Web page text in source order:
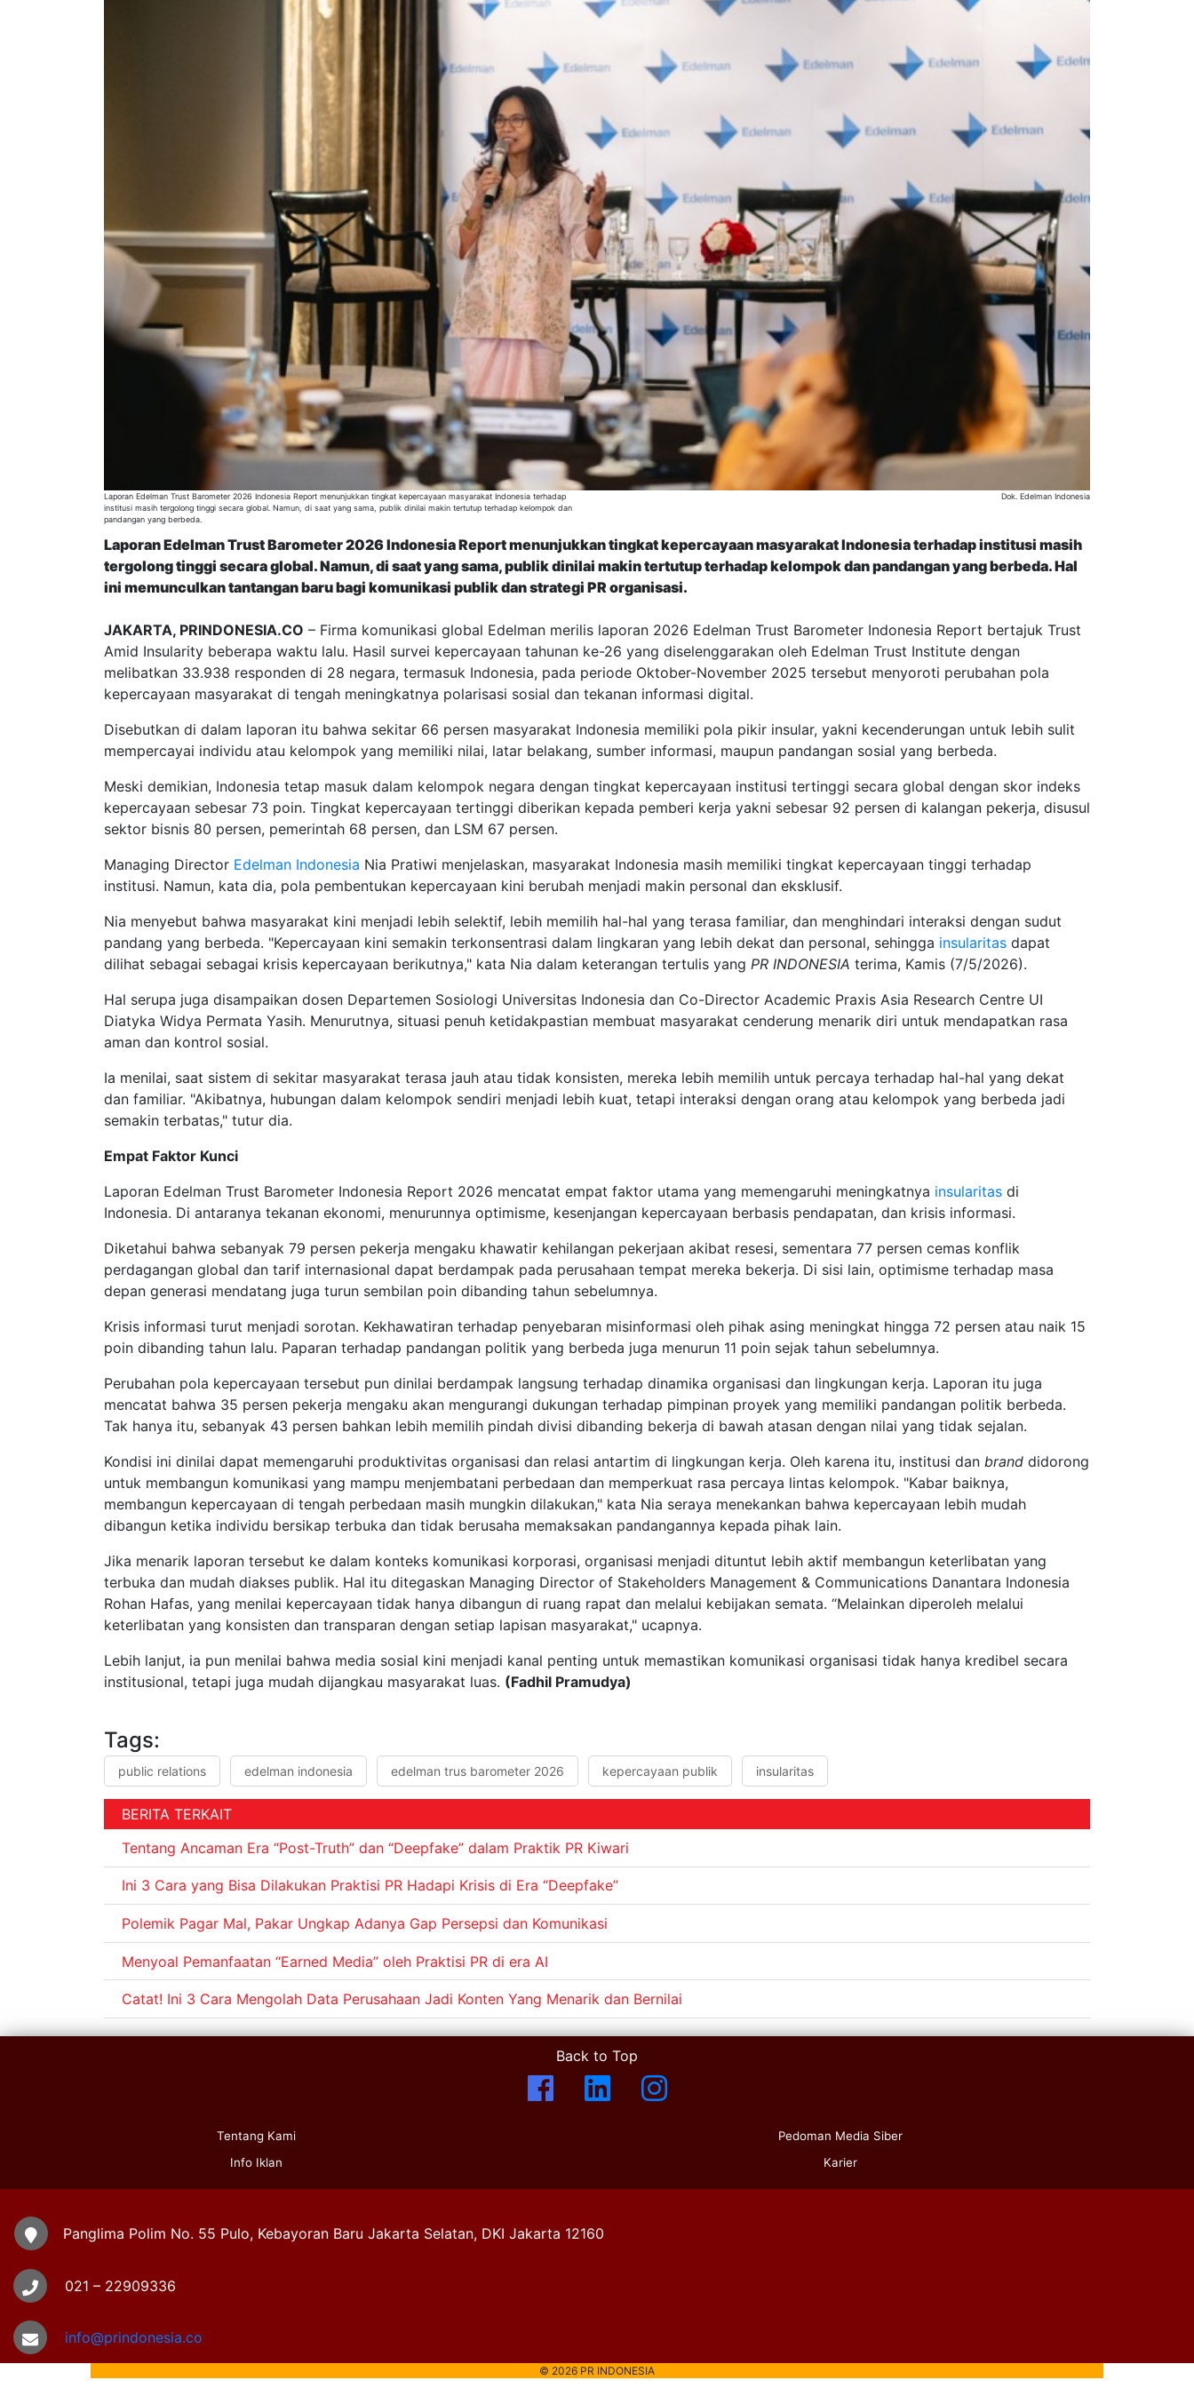
Laporan Edelman Trust Barometer 2026 Indonesia Report menunjukkan tingkat kepercayaan masyarakat Indonesia terhadap
institusi masih tergolong tinggi secara global. Namun, di saat yang sama, publik dinilai makin tertutup terhadap kelompok dan
pandangan yang berbeda.
Dok. Edelman Indonesia
Laporan Edelman Trust Barometer 2026 Indonesia Report menunjukkan tingkat kepercayaan masyarakat Indonesia terhadap institusi masih
tergolong tinggi secara global. Namun, di saat yang sama, publik dinilai makin tertutup terhadap kelompok dan pandangan yang berbeda. Hal
ini memunculkan tantangan baru bagi komunikasi publik dan strategi PR organisasi.
JAKARTA, PRINDONESIA.CO – Firma komunikasi global Edelman merilis laporan 2026 Edelman Trust Barometer Indonesia Report bertajuk Trust
Amid Insularity beberapa waktu lalu. Hasil survei kepercayaan tahunan ke-26 yang diselenggarakan oleh Edelman Trust Institute dengan
melibatkan 33.938 responden di 28 negara, termasuk Indonesia, pada periode Oktober-November 2025 tersebut menyoroti perubahan pola
kepercayaan masyarakat di tengah meningkatnya polarisasi sosial dan tekanan informasi digital.
Disebutkan di dalam laporan itu bahwa sekitar 66 persen masyarakat Indonesia memiliki pola pikir insular, yakni kecenderungan untuk lebih sulit
mempercayai individu atau kelompok yang memiliki nilai, latar belakang, sumber informasi, maupun pandangan sosial yang berbeda.
Meski demikian, Indonesia tetap masuk dalam kelompok negara dengan tingkat kepercayaan institusi tertinggi secara global dengan skor indeks
kepercayaan sebesar 73 poin. Tingkat kepercayaan tertinggi diberikan kepada pemberi kerja yakni sebesar 92 persen di kalangan pekerja, disusul
sektor bisnis 80 persen, pemerintah 68 persen, dan LSM 67 persen.
Managing Director Edelman Indonesia Nia Pratiwi menjelaskan, masyarakat Indonesia masih memiliki tingkat kepercayaan tinggi terhadap
institusi. Namun, kata dia, pola pembentukan kepercayaan kini berubah menjadi makin personal dan eksklusif.
Nia menyebut bahwa masyarakat kini menjadi lebih selektif, lebih memilih hal-hal yang terasa familiar, dan menghindari interaksi dengan sudut
pandang yang berbeda. "Kepercayaan kini semakin terkonsentrasi dalam lingkaran yang lebih dekat dan personal, sehingga insularitas dapat
dilihat sebagai sebagai krisis kepercayaan berikutnya," kata Nia dalam keterangan tertulis yang PR INDONESIA terima, Kamis (7/5/2026).
Hal serupa juga disampaikan dosen Departemen Sosiologi Universitas Indonesia dan Co-Director Academic Praxis Asia Research Centre UI
Diatyka Widya Permata Yasih. Menurutnya, situasi penuh ketidakpastian membuat masyarakat cenderung menarik diri untuk mendapatkan rasa
aman dan kontrol sosial.
Ia menilai, saat sistem di sekitar masyarakat terasa jauh atau tidak konsisten, mereka lebih memilih untuk percaya terhadap hal-hal yang dekat
dan familiar. "Akibatnya, hubungan dalam kelompok sendiri menjadi lebih kuat, tetapi interaksi dengan orang atau kelompok yang berbeda jadi
semakin terbatas," tutur dia.
Empat Faktor Kunci
Laporan Edelman Trust Barometer Indonesia Report 2026 mencatat empat faktor utama yang memengaruhi meningkatnya insularitas di
Indonesia. Di antaranya tekanan ekonomi, menurunnya optimisme, kesenjangan kepercayaan berbasis pendapatan, dan krisis informasi.
Diketahui bahwa sebanyak 79 persen pekerja mengaku khawatir kehilangan pekerjaan akibat resesi, sementara 77 persen cemas konflik
perdagangan global dan tarif internasional dapat berdampak pada perusahaan tempat mereka bekerja. Di sisi lain, optimisme terhadap masa
depan generasi mendatang juga turun sembilan poin dibanding tahun sebelumnya.
Krisis informasi turut menjadi sorotan. Kekhawatiran terhadap penyebaran misinformasi oleh pihak asing meningkat hingga 72 persen atau naik 15
poin dibanding tahun lalu. Paparan terhadap pandangan politik yang berbeda juga menurun 11 poin sejak tahun sebelumnya.
Perubahan pola kepercayaan tersebut pun dinilai berdampak langsung terhadap dinamika organisasi dan lingkungan kerja. Laporan itu juga
mencatat bahwa 35 persen pekerja mengaku akan mengurangi dukungan terhadap pimpinan proyek yang memiliki pandangan politik berbeda.
Tak hanya itu, sebanyak 43 persen bahkan lebih memilih pindah divisi dibanding bekerja di bawah atasan dengan nilai yang tidak sejalan.
Kondisi ini dinilai dapat memengaruhi produktivitas organisasi dan relasi antartim di lingkungan kerja. Oleh karena itu, institusi dan brand didorong
untuk membangun komunikasi yang mampu menjembatani perbedaan dan memperkuat rasa percaya lintas kelompok. "Kabar baiknya,
membangun kepercayaan di tengah perbedaan masih mungkin dilakukan," kata Nia seraya menekankan bahwa kepercayaan lebih mudah
dibangun ketika individu bersikap terbuka dan tidak berusaha memaksakan pandangannya kepada pihak lain.
Jika menarik laporan tersebut ke dalam konteks komunikasi korporasi, organisasi menjadi dituntut lebih aktif membangun keterlibatan yang
terbuka dan mudah diakses publik. Hal itu ditegaskan Managing Director of Stakeholders Management & Communications Danantara Indonesia
Rohan Hafas, yang menilai kepercayaan tidak hanya dibangun di ruang rapat dan melalui kebijakan semata. “Melainkan diperoleh melalui
keterlibatan yang konsisten dan transparan dengan setiap lapisan masyarakat," ucapnya.
Lebih lanjut, ia pun menilai bahwa media sosial kini menjadi kanal penting untuk memastikan komunikasi organisasi tidak hanya kredibel secara
institusional, tetapi juga mudah dijangkau masyarakat luas. (Fadhil Pramudya)
Tags:
public relations edelman indonesia edelman trus barometer 2026 kepercayaan publik insularitas
BERITA TERKAIT
Tentang Ancaman Era “Post-Truth” dan “Deepfake” dalam Praktik PR Kiwari
Ini 3 Cara yang Bisa Dilakukan Praktisi PR Hadapi Krisis di Era “Deepfake”
Polemik Pagar Mal, Pakar Ungkap Adanya Gap Persepsi dan Komunikasi
Menyoal Pemanfaatan “Earned Media” oleh Praktisi PR di era AI
Catat! Ini 3 Cara Mengolah Data Perusahaan Jadi Konten Yang Menarik dan Bernilai
Back to Top
Tentang Kami
Info Iklan
Pedoman Media Siber
Karier
Panglima Polim No. 55 Pulo, Kebayoran Baru Jakarta Selatan, DKI Jakarta 12160
021 – 22909336
info@prindonesia.co
© 2026 PR INDONESIA